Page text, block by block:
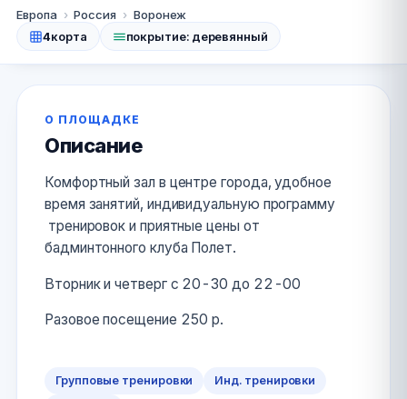
Воронеж
Спортивный зал ВГТУ
★★★★★4.5
+7 (906) 678-68-11
Европа › Россия › Воронеж
4корта покрытие: деревянный
О ПЛОЩАДКЕ
Описание
Комфортный зал в центре города, удобное
время занятий, индивидуальную программу
тренировок и приятные цены от
бадминтонного клуба Полет.
Вторник и четверг с 20-30 до 22-00
Разовое посещение 250 р.
Групповые тренировки
Инд. тренировки